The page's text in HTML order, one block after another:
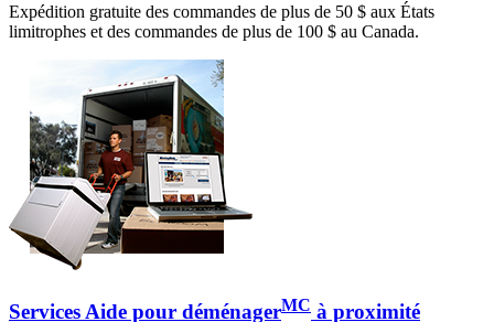
Expédition gratuite des commandes de plus de 50 $ aux États
limitrophes et des commandes de plus de 100 $ au Canada.
Services Aide pour déménagerMC à proximité